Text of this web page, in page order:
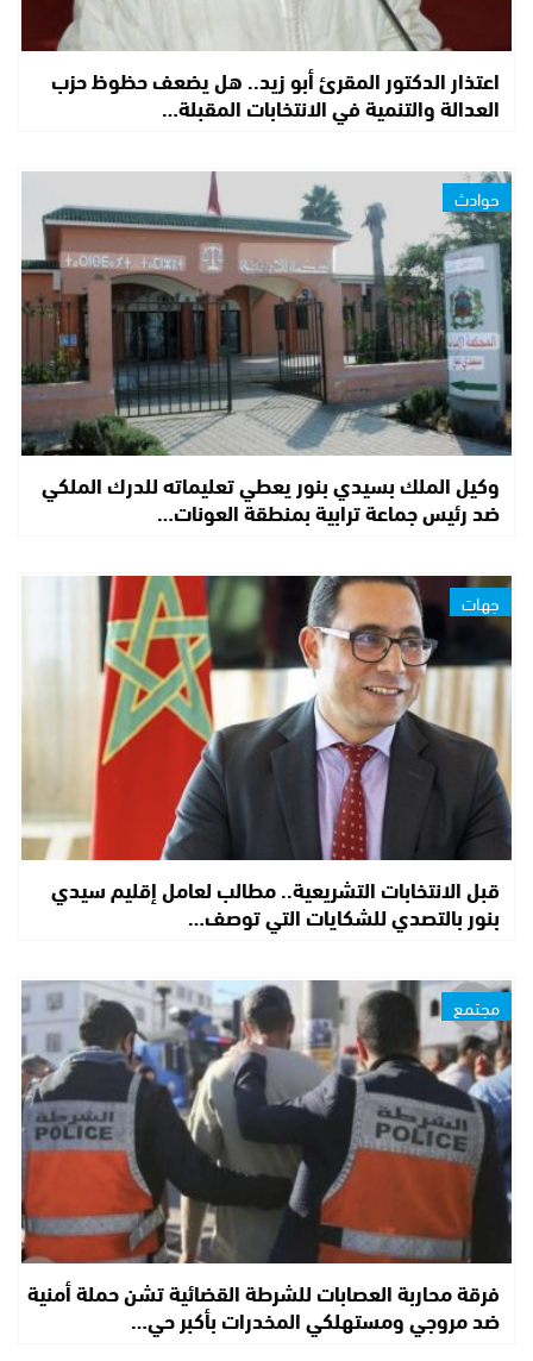
اعتذار الدكتور المقرئ أبو زيد.. هل يضعف حظوظ حزب
العدالة والتنمية في الانتخابات المقبلة…
حوادث
وكيل الملك بسيدي بنور يعطي تعليماته للدرك الملكي
ضد رئيس جماعة ترابية بمنطقة العونات…
جهات
قبل الانتخابات التشريعية.. مطالب لعامل إقليم سيدي
بنور بالتصدي للشكايات التي توصف…
مجتمع
فرقة محاربة العصابات للشرطة القضائية تشن حملة أمنية
ضد مروجي ومستهلكي المخدرات بأكبر حي…